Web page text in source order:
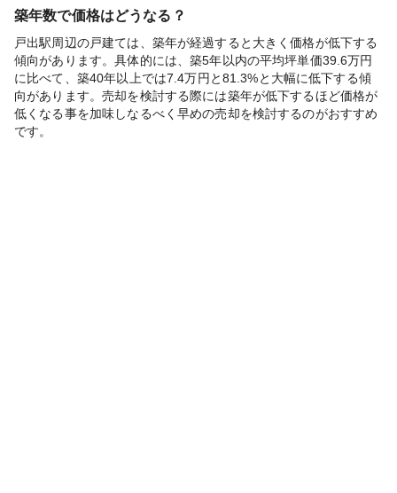
築年数で価格はどうなる？
戸出駅周辺の戸建ては、築年が経過すると大きく価格が低下する
傾向があります。具体的には、築5年以内の平均坪単価39.6万円
に比べて、築40年以上では7.4万円と81.3%と大幅に低下する傾
向があります。売却を検討する際には築年が低下するほど価格が
低くなる事を加味しなるべく早めの売却を検討するのがおすすめ
です。